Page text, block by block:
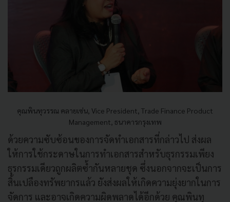
คุณพินทุวรรณ คลายเซ่น, Vice President, Trade Finance Product
Management, ธนาคารกรุงเทพ
ด้วยความซับซ้อนของการจัดทำเอกสารที่กล่าวไป ส่งผล
ให้การใช้กระดาษในการทำเอกสารสำหรับธุรกรรมเพียง
ธุรกรรมเดียวถูกผลิตซ้ำกันหลายชุด ซึ่งนอกจากจะเป็นการ
สิ้นเปลืองทรัพยากรแล้ว ยังส่งผลให้เกิดความยุ่งยากในการ
จัดการ และอาจเกิดความผิดพลาดได้อีกด้วย คุณพินทุ